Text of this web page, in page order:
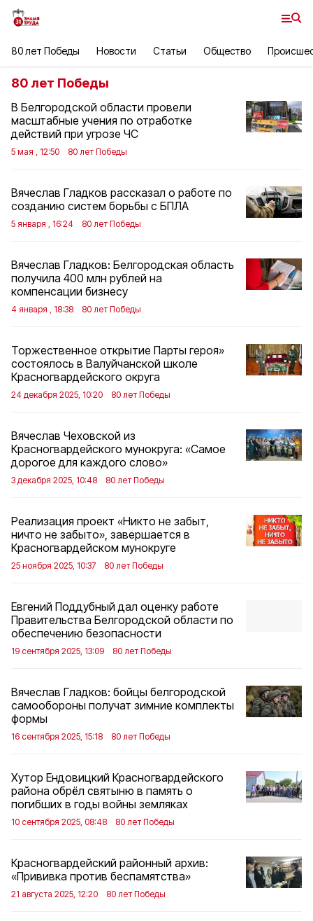
80 лет Победы Новости Статьи Общество
80 лет Победы
В Белгородской области провели
масштабные учения по отработке
действий при угрозе ЧС
5 мая , 12:50 80 лет Победы
Вячеслав Гладков рассказал о работе по
созданию систем борьбы с БПЛА
5 января , 16:24 80 лет Победы
Вячеслав Гладков: Белгородская область
получила 400 млн рублей на
компенсации бизнесу
4 января , 18:38 80 лет Победы
Торжественное открытие Парты героя»
состоялось в Валуйчанской школе
Красногвардейского округа
24 декабря 2025, 10:20 80 лет Победы
Вячеслав Чеховской из
Красногвардейского мунокруга: «Самое
дорогое для каждого слово»
3 декабря 2025, 10:48 80 лет Победы
Реализация проект «Никто не забыт,
ничто не забыто», завершается в
Красногвардейском мунокруге
25 ноября 2025, 10:37 80 лет Победы
Евгений Поддубный дал оценку работе
Правительства Белгородской области по
обеспечению безопасности
19 сентября 2025, 13:09 80 лет Победы
Вячеслав Гладков: бойцы белгородской
самообороны получат зимние комплекты
формы
16 сентября 2025, 15:18 80 лет Победы
Хутор Ендовицкий Красногвардейского
района обрёл святыню в память о
погибших в годы войны земляках
10 сентября 2025, 08:48 80 лет Победы
Красногвардейский районный архив:
«Прививка против беспамятства»
21 августа 2025, 12:20 80 лет Победы